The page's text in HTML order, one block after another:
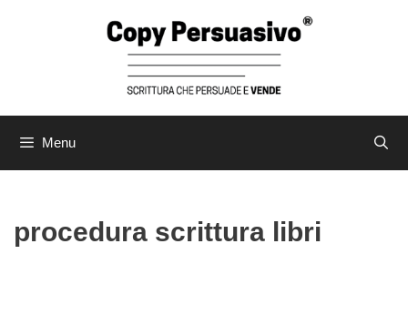
Menu
procedura scrittura libri